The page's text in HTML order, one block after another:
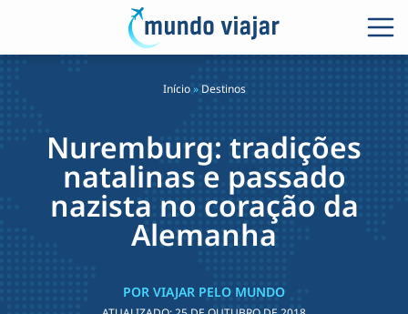
Início» Destinos
Nuremburg: tradições
natalinas e passado
nazista no coração da
Alemanha
POR VIAJAR PELO MUNDO